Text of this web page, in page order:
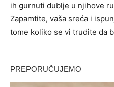
ih gurnuti dublje u njihove
Zapamtite, vaša sreća i
tome koliko se vi trudite da